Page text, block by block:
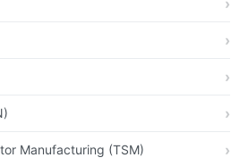
Manufacturing (TSM)